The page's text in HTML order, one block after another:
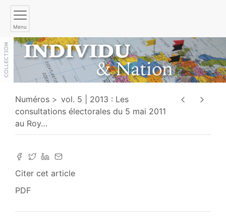
Menu
Numéros
vol. 5 | 2013 : Les
consultations électorales du 5 mai 2011
au Roy…
Citer cet article
PDF